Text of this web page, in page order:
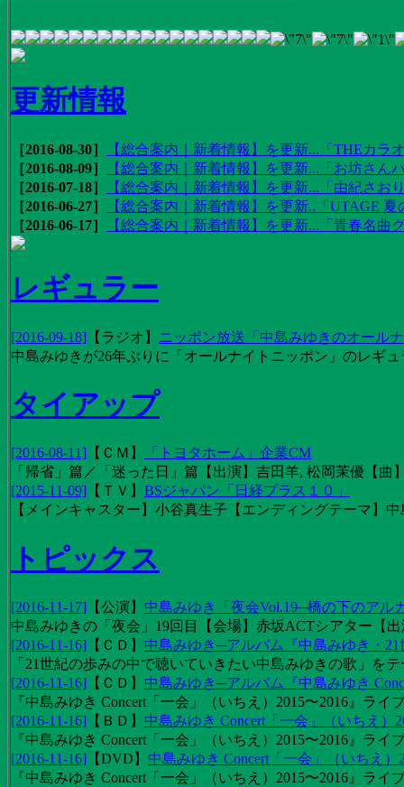
更新情報
［2016-08-30］
【総合案内｜新着情報】を更新...「THEカ
［2016-08-09］
【総合案内｜新着情報】を更新...「お坊さ
［2016-07-18］
【総合案内｜新着情報】を更新...「由紀さお
［2016-06-27］
【総合案内｜新着情報】を更新..「UTAGE
［2016-06-17］
【総合案内｜新着情報】を更新...「青春名
レギュラー
[2016-09-18] 【 ラジオ 】 ニッポン放送「中島みゆきのオール
中島みゆきが26年ぶりに「オールナイトニッポン」のレギ
タイアップ
[2016-08-11] 【 ＣＭ 】
「トヨタホーム」企業CM
「帰省」篇／「迷った日」篇【出演】吉田羊, 松岡茉優【
[2015-11-09] 【 ＴＶ 】 BSジャパン「日経プラス１０」
【メインキャスター】小谷真生子【エンディングテーマ】
トピックス
[2016-11-17] 【公演】 中島みゆき「夜会Vol.19─橋の下のアル
中島みゆきの「夜会」19回目【会場】赤坂ACTシアター【
[2016-11-16] 【 ＣＤ 】 中島みゆき─アルバム『中島みゆき・
「21世紀の歩みの中で聴いていきたい中島みゆきの歌」を
[2016-11-16] 【 ＣＤ 】 中島みゆき─アルバム『中島みゆき
『中島みゆき Concert「一会」（いちえ）2015〜2016』ラ
[2016-11-16] 【 ＢＤ 】 中島みゆき Concert「一会」（いちえ）
『中島みゆき Concert「一会」（いちえ）2015〜2016』ラ
[2016-11-16] 【DVD 】 中島みゆき Concert「一会」（いちえ）
『中島みゆき Concert「一会」（いちえ）2015〜2016』ラ